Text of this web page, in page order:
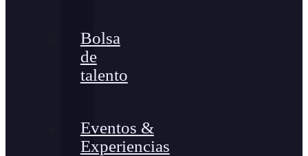
Bolsa
de
talento
Eventos &
Experiencias